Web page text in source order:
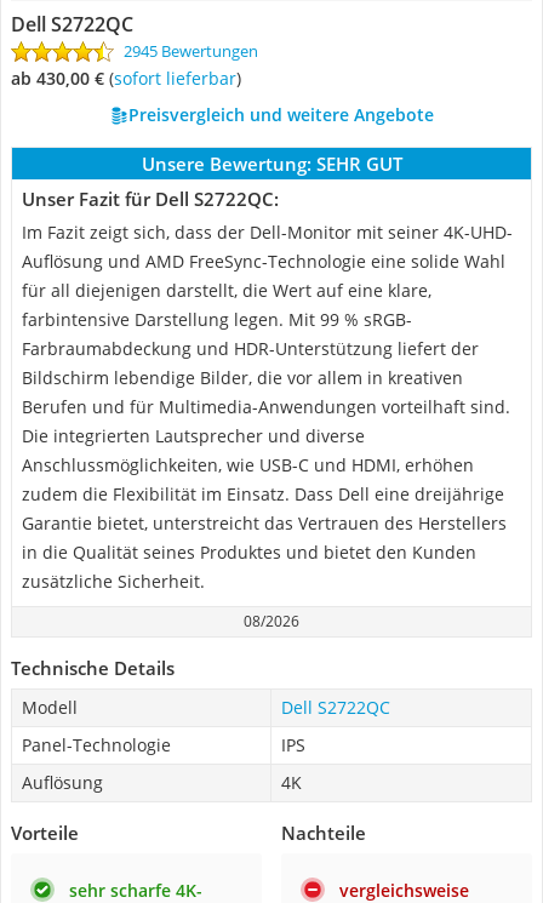
Dell S2722QC
2945 Bewertungen
ab 430,00 € ( Sofort lieferbar)
Preisvergleich und weitere Angebote
Unsere Bewertung: SEHR GUT
Unser Fazit für Dell S2722QC:
Im Fazit zeigt sich, dass der Dell-Monitor mit seiner 4K-UHD-
Auflösung und AMD FreeSync-Technologie eine solide Wahl
für all diejenigen darstellt, die Wert auf eine klare,
farbintensive Darstellung legen. Mit 99 % sRGB-
Farbraumabdeckung und HDR-Unterstützung liefert der
Bildschirm lebendige Bilder, die vor allem in kreativen
Berufen und für Multimedia-Anwendungen vorteilhaft sind.
Die integrierten Lautsprecher und diverse
Anschlussmöglichkeiten, wie USB-C und HDMI, erhöhen
zudem die Flexibilität im Einsatz. Dass Dell eine dreijährige
Garantie bietet, unterstreicht das Vertrauen des Herstellers
in die Qualität seines Produktes und bietet den Kunden
zusätzliche Sicherheit.
08/2026
Technische Details
Modell
Dell S2722QC
Panel-Technologie
IPS
Auflösung
4K
Vorteile
sehr scharfe 4K-
Nachteile
vergleichsweise